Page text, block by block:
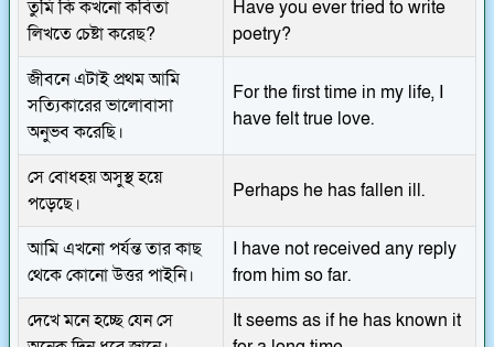
তুমি কি কখনো কবিতা
লিখতে চেষ্টা করেছ?
Have you ever tried to write
poetry?
জীবনে এটাই প্রথম আমি
সত্যিকারের ভালোবাসা
অনুভব করেছি।
For the first time in my life, I
have felt true love.
সে বোধহয় অসুস্থ হয়ে
পড়েছে।
Perhaps he has fallen ill.
আমি এখনো পর্যন্ত তার কাছ
থেকে কোনো উত্তর পাইনি।
I have not received any reply
from him so far.
দেখে মনে হচ্ছে যেন সে
It seems as if he has known it